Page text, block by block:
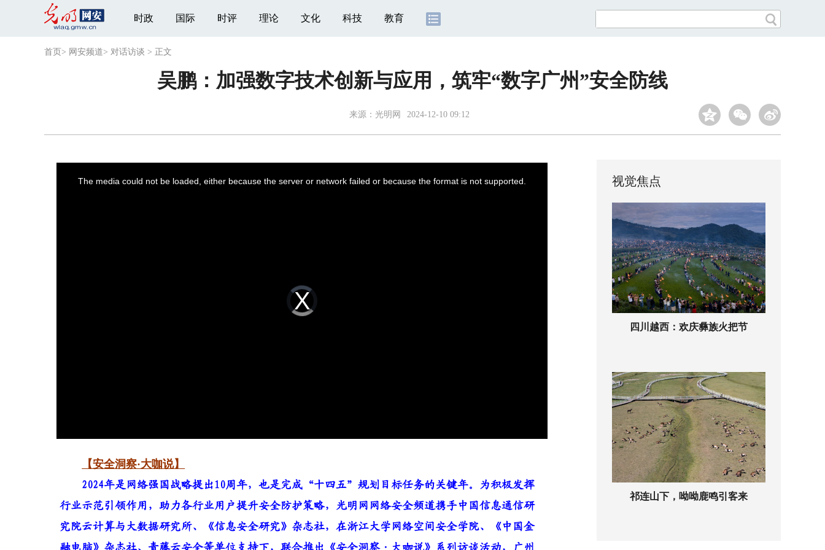
时政 国际 时评 理论 文化 科技 教育
首页 > 网安频道> 对话访谈 > 正文
吴鹏：加强数字技术创新与应用，筑牢“数字广州”安全防线
来源： 光明网 2024-12-10 09:12
Video
Player
loading.
The media could not be loaded, either because the server or network failed or because the format is not supported.
【安全洞察·大咖说】
2024年是网络强国战略提出10周年，也是完成“十四五”规划目标任务的关键年。为积极发挥
行业示范引领作用，助力各行业用户提升安全防护策略，光明网网络安全频道携手中国信息通信研
究院云计算与大数据研究所、《信息安全研究》杂志社，在浙江大学网络空间安全学院、《中国金
融电脑》杂志社、青藤云安全等单位支持下，联合推出《安全洞察·大咖说》系列访谈活动，广州
视觉焦点
四川越西：欢庆彝族火把节
祁连山下，呦呦鹿鸣引客来